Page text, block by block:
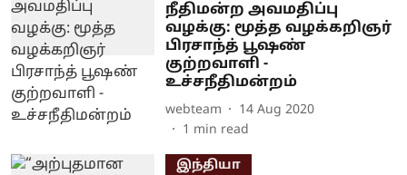
நீதிமன்ற அவமதிப்பு
வழக்கு: மூத்த வழக்கறிஞர்
பிரசாந்த் பூஷண்
குற்றவாளி -
உச்சநீதிமன்றம்
webteam
14 Aug 2020
1 min read
இந்தியா